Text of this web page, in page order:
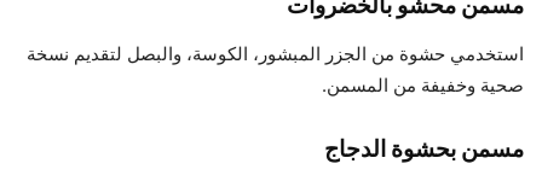
استخدمي حشوة من الجزر المبشور، الكوسة، والبصل لتقديم نسخة
صحية وخفيفة من المسمن.
مسمن بحشوة الدجاج